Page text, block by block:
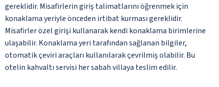
gereklidir. Misafirlerin giriş talimatlarını öğrenmek için
konaklama yeriyle önceden irtibat kurması gereklidir.
Misafirler özel girişi kullanarak kendi konaklama birimlerine
ulaşabilir. Konaklama yeri tarafından sağlanan bilgiler,
otomatik çeviri araçları kullanılarak çevrilmiş olabilir. Bu
otelin kahvaltı servisi her sabah villaya teslim edilir.